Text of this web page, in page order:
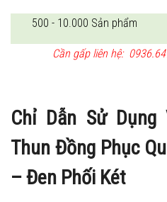
500 - 10.000 Sản phẩm
Cần gấp liên hệ:
Chỉ Dẫn Sử Dụng
Thun Đồng Phục
– Đen Phối Két